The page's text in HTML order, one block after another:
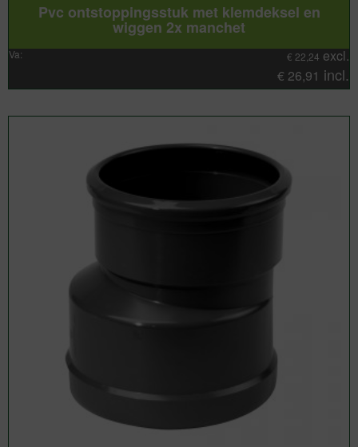
Pvc ontstoppingsstuk met klemdeksel en
wiggen 2x manchet
Va: € 22,24 excl.
€ 26,91 incl.